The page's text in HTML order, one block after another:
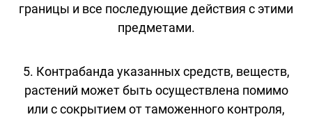
границы и все последующие действия с этими
предметами.
5. Контрабанда указанных средств, веществ,
растений может быть осуществлена помимо
или с сокрытием от таможенного контроля,